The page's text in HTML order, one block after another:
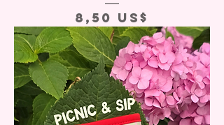
Precio
8,50 US$